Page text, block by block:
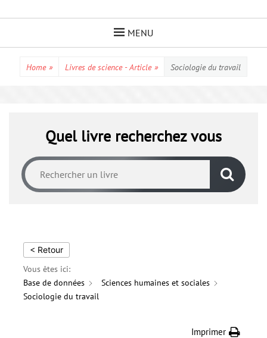
MENU
Home » Livres de science - Article » Sociologie du travail
Quel livre recherchez vous
< Retour
Vous êtes ici:
Base de données
Sciences humaines et sociales
Sociologie du travail
Imprimer